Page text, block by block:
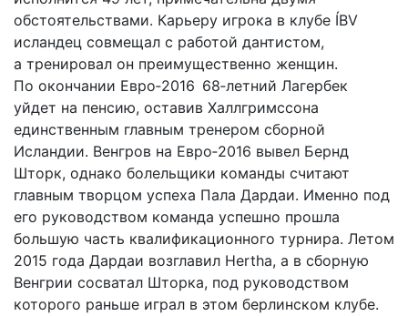
обстоятельствами. Карьеру игрока в клубе ÍBV
исландец совмещал с работой дантистом,
а тренировал он преимущественно женщин.
По окончании Евро‑2016 68‑летний Лагербек
уйдет на пенсию, оставив Халлгримссона
единственным главным тренером сборной
Исландии. Венгров на Евро‑2016 вывел Бернд
Шторк, однако болельщики команды считают
главным творцом успеха Пала Дардаи. Именно под
его руководством команда успешно прошла
большую часть квалификационного турнира. Летом
2015 года Дардаи возглавил Hertha, а в сборную
Венгрии сосватал Шторка, под руководством
которого раньше играл в этом берлинском клубе.